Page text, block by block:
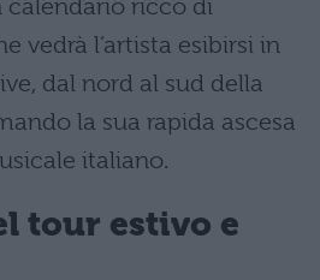
calendario ricco di
vedrà l’artista esibirsi in
dal nord al sud della
la sua rapida ascesa
italiano.
tour estivo e